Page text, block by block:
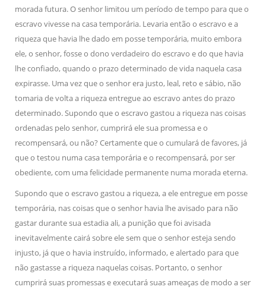
morada futura. O senhor limitou um período de tempo para que o
escravo vivesse na casa temporária. Levaria então o escravo e a
riqueza que havia lhe dado em posse temporária, muito embora
ele, o senhor, fosse o dono verdadeiro do escravo e do que havia
lhe confiado, quando o prazo determinado de vida naquela casa
expirasse. Uma vez que o senhor era justo, leal, reto e sábio, não
tomaria de volta a riqueza entregue ao escravo antes do prazo
determinado. Supondo que o escravo gastou a riqueza nas coisas
ordenadas pelo senhor, cumprirá ele sua promessa e o
recompensará, ou não? Certamente que o cumulará de favores, já
que o testou numa casa temporária e o recompensará, por ser
obediente, com uma felicidade permanente numa morada eterna.
Supondo que o escravo gastou a riqueza, a ele entregue em posse
temporária, nas coisas que o senhor havia lhe avisado para não
gastar durante sua estadia ali, a punição que foi avisada
inevitavelmente cairá sobre ele sem que o senhor esteja sendo
injusto, já que o havia instruído, informado, e alertado para que
não gastasse a riqueza naquelas coisas. Portanto, o senhor
cumprirá suas promessas e executará suas ameaças de modo a ser